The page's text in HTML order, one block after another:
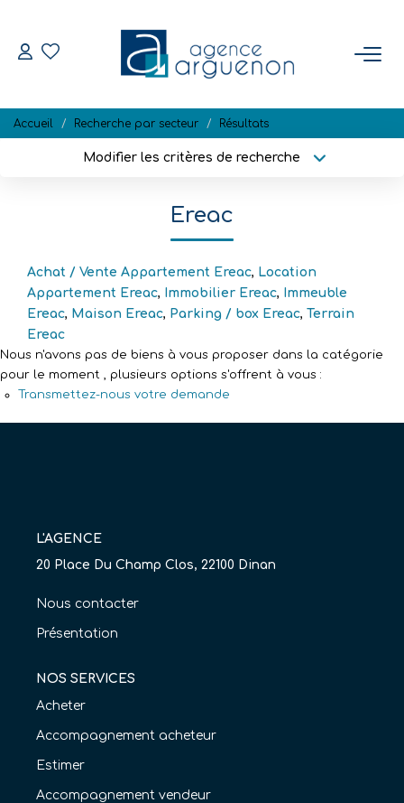
Nos Biens Disponibles
Estimation
Biens Vendus
L'AGENCE
Accueil Recherche par secteur Résultats
Modifier les critères de recherche
Plus de critères Créer une alerte
Ereac
Achat / Vente Appartement Ereac, Location
Appartement Ereac, Immobilier Ereac, Immeuble
Ereac, Maison Ereac, Parking / box Ereac, Terrain
Ereac
Nous n'avons pas de biens à vous proposer dans la catégorie
pour le moment , plusieurs options s'offrent à vous :
Transmettez-nous votre demande
L'AGENCE
20 Place Du Champ Clos, 22100 Dinan
Nous contacter
Présentation
NOS SERVICES
Acheter
Accompagnement acheteur
Estimer
Accompagnement vendeur